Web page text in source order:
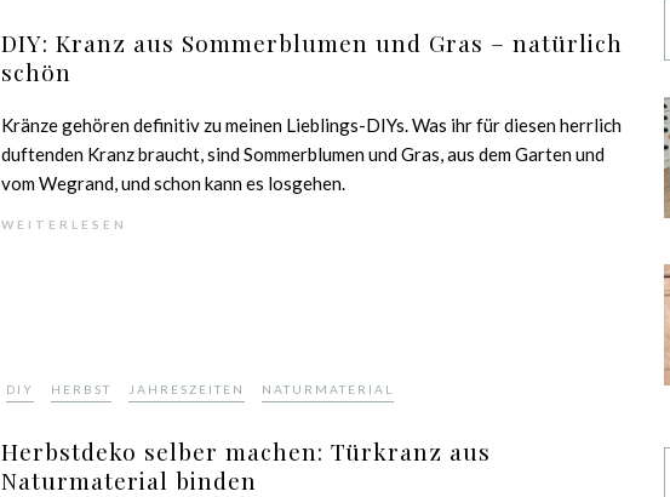
DIY: Kranz aus Sommerblumen und Gras – natürlich
schön
Kränze gehören definitiv zu meinen Lieblings-DIYs. Was ihr für diesen herrlich
duftenden Kranz braucht, sind Sommerblumen und Gras, aus dem Garten und
vom Wegrand, und schon kann es losgehen.
WEITERLESEN
DIY HERBST JAHRESZEITEN NATURMATERIAL
Herbstdeko selber machen: Türkranz aus
Naturmaterial binden